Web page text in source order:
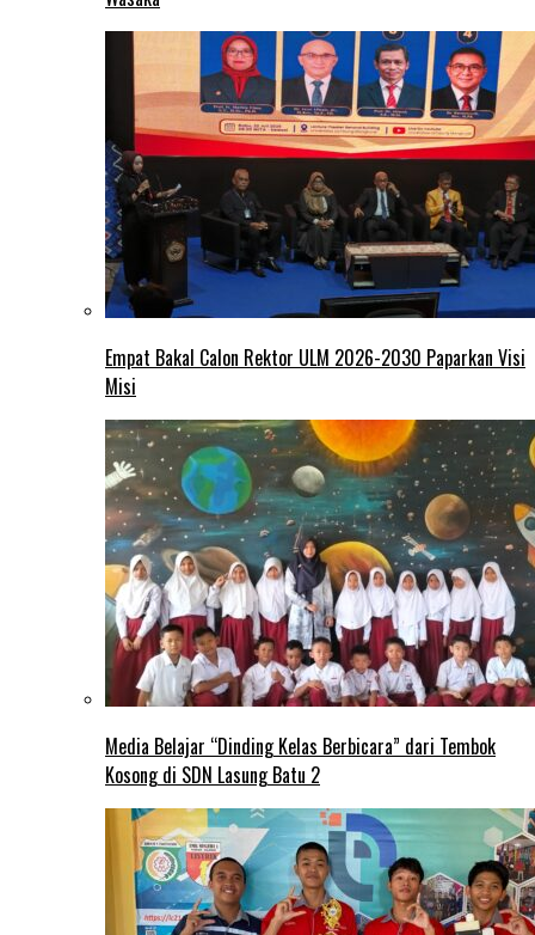
Empat Bakal Calon Rektor ULM 2026-2030 Paparkan Visi
Misi
Media Belajar “Dinding Kelas Berbicara” dari Tembok
Kosong di SDN Lasung Batu 2